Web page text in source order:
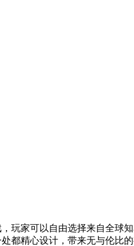
玩家可以自由选择来自全球
都精心设计，带来无与伦比